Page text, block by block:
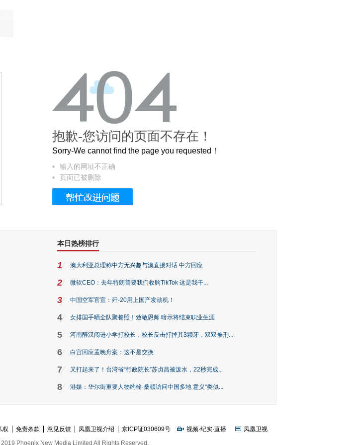
被列入佛家七宝的它到底有多美？
抱歉-您访问的页面不存在！
Sorry-We cannot find the page you requested！
输入的网址不正确
页面已被删除
本日热榜排行
1 澳大利亚总理称中方无兴趣与澳直接对话 中方回应
2 微软CEO：去年特朗普要我们收购TikTok 这是我干...
3 中国空军官宣：歼-20用上国产发动机！
4 女排国手晒全队聚餐照！致敬恩师 暗示将结束职业生涯
5 河南醉汉闯进小学打校长，校长反击打掉其3颗牙，双双被刑...
6 白宫回应孟晚舟案：这不是交换
7 又打起来了！台湾省“行政院长”苏贞昌被泼水，22秒完成...
8 港媒：华尔街重要人物约翰·桑顿访问中国多地 意义“类似...
权 免责条款 意见反馈 凤凰卫视介绍 京ICP证030609号 视频·纪实·直播
凤凰卫视
Phoenix New Media Limited All Rights Reserved.